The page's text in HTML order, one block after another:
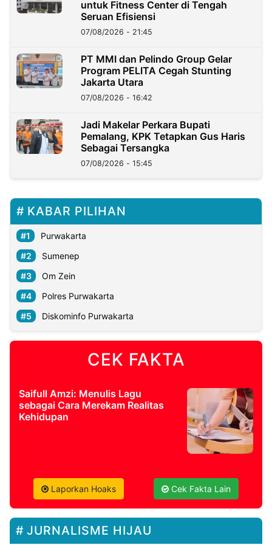
untuk Fitness Center di Tengah
Seruan Efisiensi
07/08/2026 - 21:45
PT MMI dan Pelindo Group Gelar
Program PELITA Cegah Stunting
Jakarta Utara
07/08/2026 - 16:42
Jadi Makelar Perkara Bupati
Pemalang, KPK Tetapkan Gus Haris
Sebagai Tersangka
07/08/2026 - 15:45
KABAR PILIHAN
Purwakarta
Sumenep
Om Zein
Polres Purwakarta
Diskominfo Purwakarta
CEK FAKTA
Saifull Amzi: Menulis Lagu
sebagai Cara Merekam Realitas
Kehidupan
Laporkan Hoaks Cek Fakta Lain
JURNALISME HIJAU